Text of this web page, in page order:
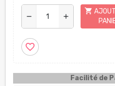
remove add
shopping_cart
favorite_border
Facilité de